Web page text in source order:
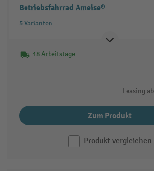
Betriebsfahrrad Ameise®
5 Varianten
18 Arbeitstage
Leasing ab
Zum Produkt
Produkt vergleichen